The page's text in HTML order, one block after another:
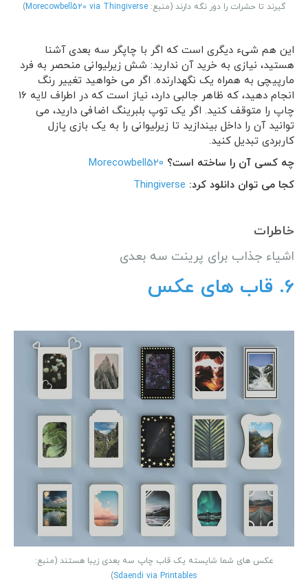
گیرند تا حشرات را دور نگه دارند (منبع: Morecowbell520 via Thingiverse
)
این هم شیء دیگری است که اگر با چاپگر سه بعدی آشنا
هستید، نیازی به خرید آن ندارید: شش زیرلیوانی منحصر به فرد
مارپیچی به همراه یک نگهدارنده. اگر می خواهید تغییر رنگ
انجام دهید، که ظاهر جالبی دارد، نیاز است که در اطراف لایه ۱۶
چاپ را متوقف کنید. اگر یک توپ بلبرینگ اضافی دارید، می
توانید آن را داخل بیندازید تا زیرلیوانی را به یک بازی پازل
کاربردی تبدیل کنید.
چه کسی آن را ساخته است؟ Morecowbell520
کجا می توان دانلود کرد: Thingiverse
خاطرات
اشیاء جذاب برای پرینت سه بعدی
6. قاب های عکس
عکس های شما شایسته یک قاب چاپ سه بعدی زیبا هستند (منبع:
Sdaendi via Printables
)